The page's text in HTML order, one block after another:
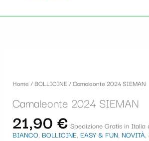
Home / BOLLICINE/ Camaleonte 2024 SIEMAN
Camaleonte 2024 SIEMAN
21,90 € Spedizione Gratis in
BIANCO, BOLLICINE, EASY & FUN, NOVITÀ,